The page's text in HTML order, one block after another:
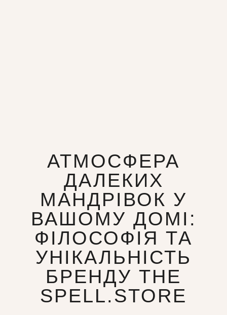
АТМОСФЕРА
ДАЛЕКИХ
МАНДРІВОК У
ВАШОМУ ДОМІ:
ФІЛОСОФІЯ ТА
УНІКАЛЬНІСТЬ
БРЕНДУ THE
SPELL.STORE